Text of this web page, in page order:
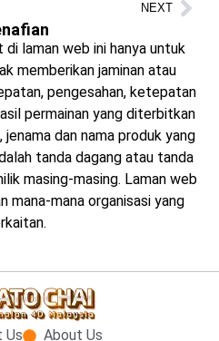
NEXT
laman web ini hanya untuk
memberikan jaminan atau
pengesahan, ketepatan
permainan yang diterbitkan
jenama dan nama produk yang
tanda dagang atau tanda
masing-masing. Laman web
mana-mana organisasi yang
Us About Us